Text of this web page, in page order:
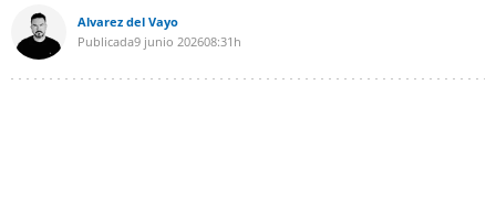
Alvarez del Vayo
Publicada9 junio 202608:31h